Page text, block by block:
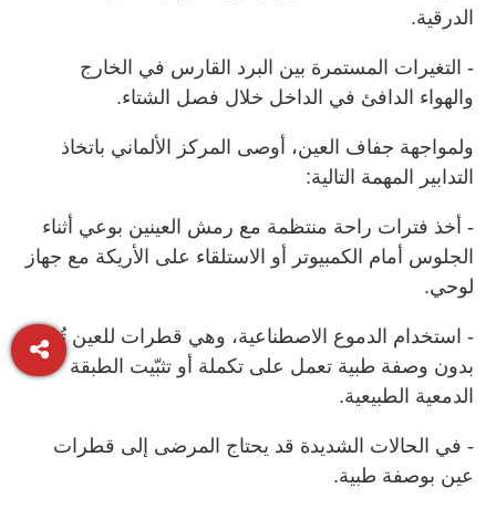
الدرقية.
- التغيرات المستمرة بين البرد القارس في الخارج
والهواء الدافئ في الداخل خلال فصل الشتاء.
ولمواجهة جفاف العين، أوصى المركز الألماني باتخاذ
التدابير المهمة التالية:
- أخذ فترات راحة منتظمة مع رمش العينين بوعي أثناء
الجلوس أمام الكمبيوتر أو الاستلقاء على الأريكة مع جهاز
لوحي.
- استخدام الدموع الاصطناعية، وهي قطرات للعين تُباع
بدون وصفة طبية تعمل على تكملة أو تثبّيت الطبقة
الدمعية الطبيعية.
- في الحالات الشديدة قد يحتاج المرضى إلى قطرات
عين بوصفة طبية.